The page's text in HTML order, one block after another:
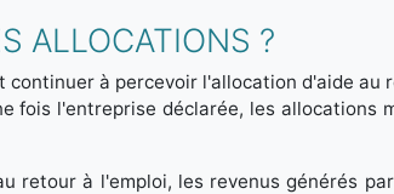
ALLOCATIONS ?
à percevoir l'allocation d'aide au
fois l'entreprise déclarée, les allocations
retour à l'emploi, les revenus générés